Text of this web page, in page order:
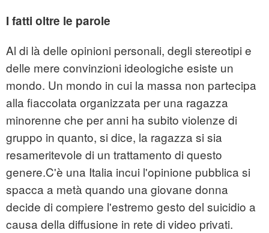
I fatti oltre le parole
Al di là delle opinioni personali, degli stereotipi e
delle mere convinzioni ideologiche esiste un
mondo. Un mondo in cui la massa non partecipa
alla fiaccolata organizzata per una ragazza
minorenne che per anni ha subito violenze di
gruppo in quanto, si dice, la ragazza si sia
resameritevole di un trattamento di questo
genere.C'è una Italia incui l'opinione pubblica si
spacca a metà quando una giovane donna
decide di compiere l'estremo gesto del suicidio a
causa della diffusione in rete di video privati.